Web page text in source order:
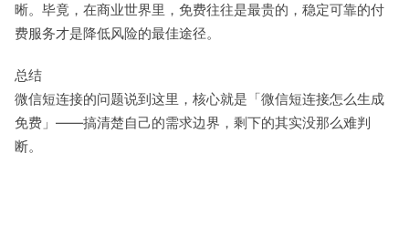
晰。毕竟，在商业世界里，免费往往是最贵的，稳定可靠的付
费服务才是降低风险的最佳途径。
总结
微信短连接的问题说到这里，核心就是「微信短连接怎么生成
免费」——搞清楚自己的需求边界，剩下的其实没那么难判
断。